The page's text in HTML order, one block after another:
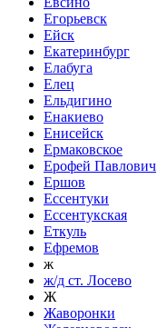
Егорьевск
Ейск
Екатеринбург
Елабуга
Елец
Ельдигино
Енакиево
Енисейск
Ермаковское
Ерофей Павлович
Ершов
Ессентуки
Ессентукская
Еткуль
Ефремов
ж
ж/д ст. Лосево
Ж
Жаворонки